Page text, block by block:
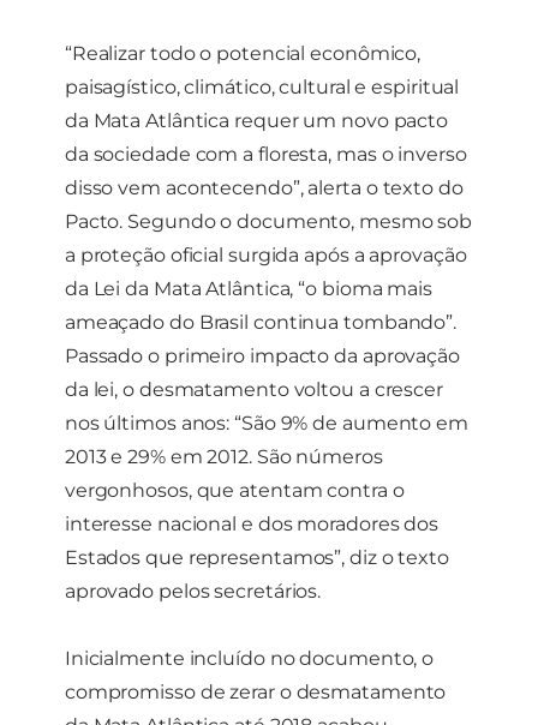
“Realizar todo o potencial econômico,
paisagístico, climático, cultural e espiritual
da Mata Atlântica requer um novo pacto
da sociedade com a floresta, mas o inverso
disso vem acontecendo”, alerta o texto do
Pacto. Segundo o documento, mesmo sob
a proteção oficial surgida após a aprovação
da Lei da Mata Atlântica, “o bioma mais
ameaçado do Brasil continua tombando”.
Passado o primeiro impacto da aprovação
da lei, o desmatamento voltou a crescer
nos últimos anos: “São 9% de aumento em
2013 e 29% em 2012. São números
vergonhosos, que atentam contra o
interesse nacional e dos moradores dos
Estados que representamos”, diz o texto
aprovado pelos secretários.
Inicialmente incluído no documento, o
compromisso de zerar o desmatamento